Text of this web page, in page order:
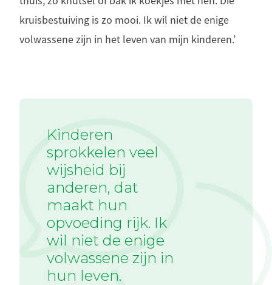
kruisbestuiving is zo mooi. Ik wil niet de enige
volwassene zijn in het leven van mijn kinderen.’
Kinderen
sprokkelen veel
wijsheid bij
anderen, dat
maakt hun
opvoeding rijk. Ik
wil niet de enige
volwassene zijn in
hun leven.